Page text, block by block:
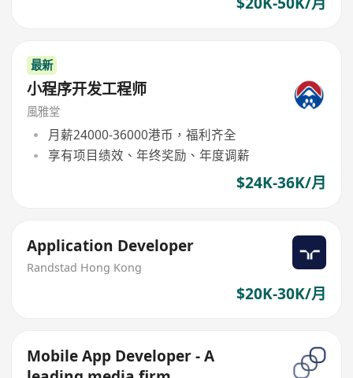
最新
小程序开发工程师
風雅堂
月薪24000-36000港币，福利齐全
享有项目绩效、年终奖励、年度调薪
$24K-36K/月
Application Developer
Randstad Hong Kong
$20K-30K/月
Mobile App Developer - A